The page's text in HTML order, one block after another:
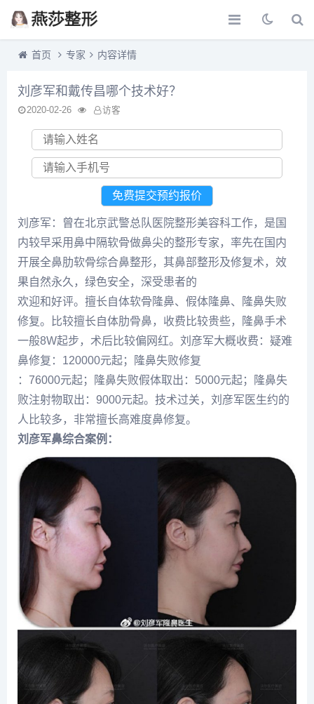
首页 专家 内容详情
刘彦军和戴传昌哪个技术好？
2020-02-26 访客
刘彦军：曾在北京武警总队医院整形美容科工作，是国
内较早采用鼻中隔软骨做鼻尖的整形专家，率先在国内
开展全鼻肋软骨综合鼻整形，其鼻部整形及修复术，效
果自然永久，绿色安全，深受患者的
欢迎和好评。擅长自体软骨隆鼻、假体隆鼻、隆鼻失败
修复。比较擅长自体肋骨鼻，收费比较贵些，隆鼻手术
一般8W起步，术后比较偏网红。刘彦军大概收费：疑难
鼻修复：120000元起；隆鼻失败修复
：76000元起；隆鼻失败假体取出：5000元起；隆鼻失
败注射物取出：9000元起。技术过关，刘彦军医生约的
人比较多，非常擅长高难度鼻修复。
刘彦军鼻综合案例：